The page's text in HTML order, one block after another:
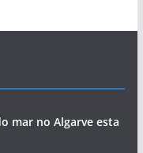
mar no Algarve esta